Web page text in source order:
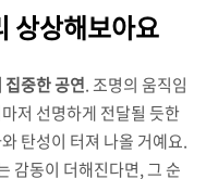
상상해보아요
집중한 공연. 조명의 움직임
저 선명하게 전달될 듯한
탄성이 터져 나올 거예요.
감동이 더해진다면, 그 순